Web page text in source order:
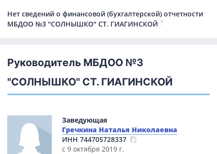
Нет сведений о финансовой (бухгалтерской) отчетности
МБДОО №3 "СОЛНЫШКО" СТ. ГИАГИНСКОЙ ?
Руководитель МБДОО №3
"СОЛНЫШКО" СТ. ГИАГИНСКОЙ
Заведующая
Гречкина Наталья Николаевна
ИНН 744705728337
с 9 октября 2019 г.